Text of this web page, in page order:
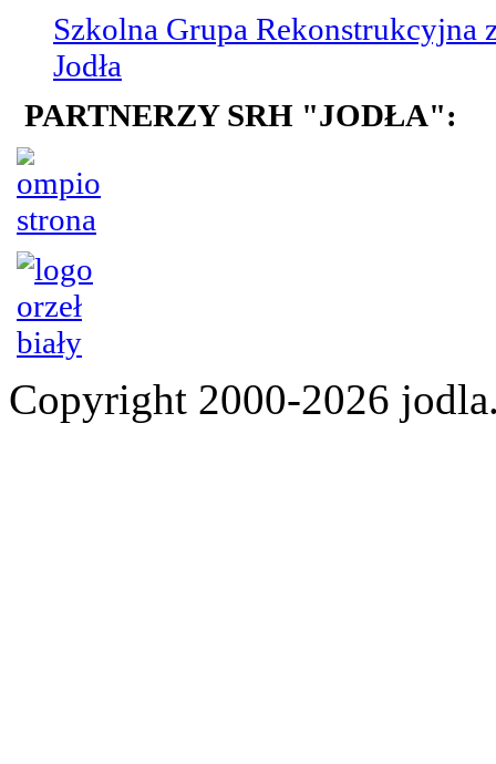
Szkolna Grupa Rekonstrukcyjna
Jodła
PARTNERZY SRH "JODŁA":
Copyright 2000-2026